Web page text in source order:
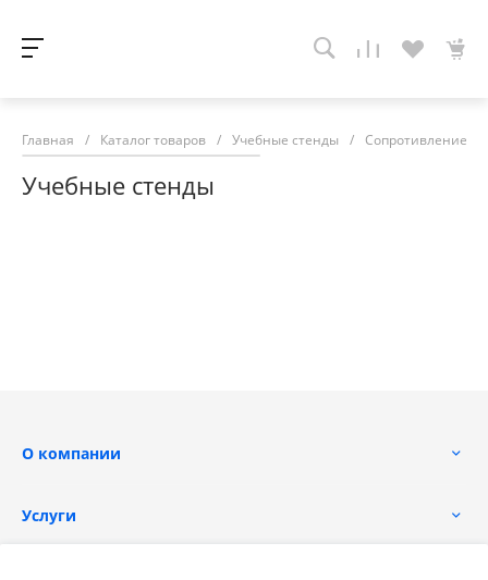
Главная / Каталог товаров / Учебные стенды / Сопротивление
Учебные стенды
О компании
Услуги